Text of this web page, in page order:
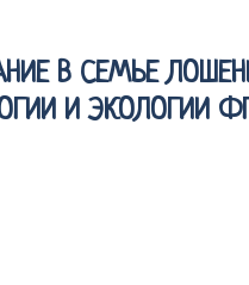
В СЕМЬЕ
И ЭКОЛОГИИ